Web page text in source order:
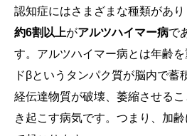
認知症にはさまざまな種類があ
約6割以上がアルツハイマー病で
す。アルツハイマー病とは年齢
ドβというタンパク質が脳内で蓄
経伝達物質が破壊、萎縮させるこ
き起こす病気です。つまり、加